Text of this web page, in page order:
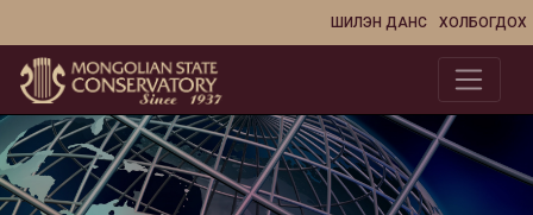
ХОЛБОГДОХ
ШИЛЭН ДАНС